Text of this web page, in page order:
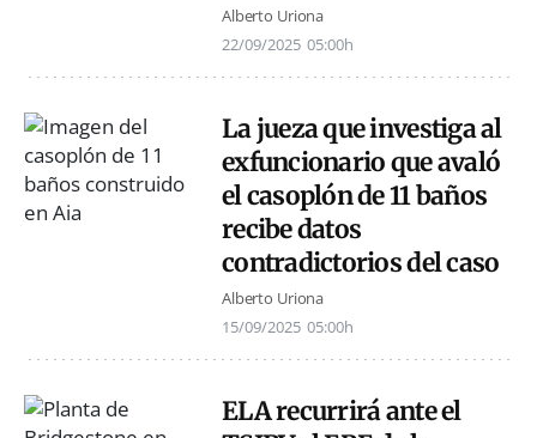
Alberto Uriona
22/09/2025 05:00h
La jueza que investiga al
exfuncionario que avaló
el casoplón de 11 baños
recibe datos
contradictorios del caso
Alberto Uriona
15/09/2025 05:00h
ELA recurrirá ante el